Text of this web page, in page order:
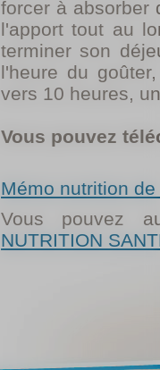
forcer à absorber
l'apport tout au
terminer son
l'heure du
vers 10 heures,
Vous pouvez
Mémo nutrition de
Vous pouvez
NUTRITION